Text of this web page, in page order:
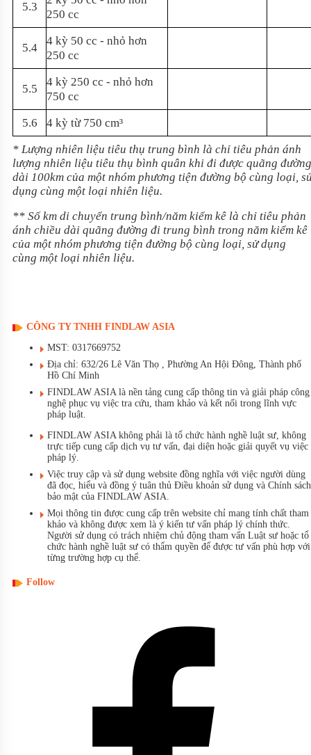
5.3
250 cc
5.4
4 kỳ 50 cc - nhỏ hơn
250 cc
5.5
4 kỳ 250 cc - nhỏ hơn
750 cc
5.6
4 kỳ từ 750 cm³
* Lượng nhiên liệu tiêu thụ trung bình là chỉ tiêu phản ánh
lượng nhiên liệu tiêu thụ bình quân khi đi được quãng đường
dài 100km của một nhóm phương tiện đường bộ cùng loại,
dụng cùng một loại nhiên liệu.
** Số km di chuyển trung bình/năm kiểm kê là chỉ tiêu phản
ánh chiều dài quãng đường đi trung bình trong năm kiểm kê
của một nhóm phương tiện đường bộ cùng loại, sử dụng
cùng một loại nhiên liệu.
CÔNG TY TNHH FINDLAW ASIA
MST: 0317669752
Địa chỉ: 632/26 Lê Văn Thọ , Phường An Hội Đông, Thành phố
Hồ Chí Minh
FINDLAW ASIA là nền tảng cung cấp thông tin và giải pháp công
nghệ phục vụ việc tra cứu, tham khảo và kết nối trong lĩnh vực
pháp luật.
FINDLAW ASIA không phải là tổ chức hành nghề luật sư, không
trực tiếp cung cấp dịch vụ tư vấn, đại diện hoặc giải quyết vụ việc
pháp lý.
Việc truy cập và sử dụng website đồng nghĩa với việc người dùng
đã đọc, hiểu và đồng ý tuân thủ Điều khoản sử dụng và Chính sách
bảo mật của FINDLAW ASIA.
Mọi thông tin được cung cấp trên website chỉ mang tính chất tham
khảo và không được xem là ý kiến tư vấn pháp lý chính thức.
Người sử dụng có trách nhiệm chủ động tham vấn Luật sư hoặc tổ
chức hành nghề luật sư có thẩm quyền để được tư vấn phù hợp với
từng trường hợp cụ thể.
Follow